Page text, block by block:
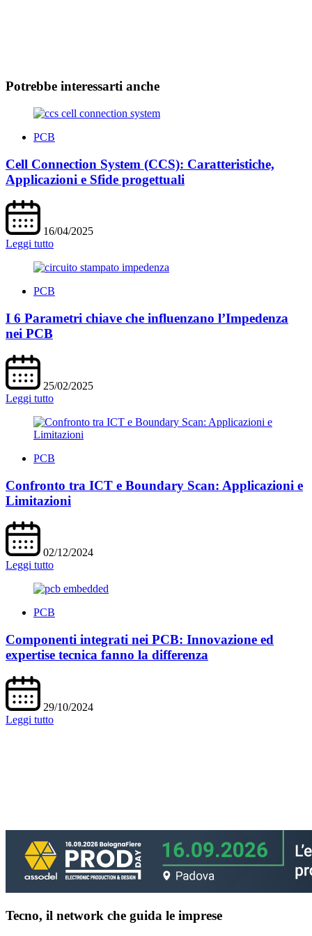
Potrebbe interessarti anche
PCB
Cell Connection System (CCS): Caratteristiche,
Applicazioni e Sfide progettuali
16/04/2025
Leggi tutto
PCB
I 6 Parametri chiave che influenzano l’Impedenza
nei PCB
25/02/2025
Leggi tutto
PCB
Confronto tra ICT e Boundary Scan: Applicazioni e
Limitazioni
02/12/2024
Leggi tutto
PCB
Componenti integrati nei PCB: Innovazione ed
expertise tecnica fanno la differenza
29/10/2024
Leggi tutto
Tecno, il network che guida le imprese